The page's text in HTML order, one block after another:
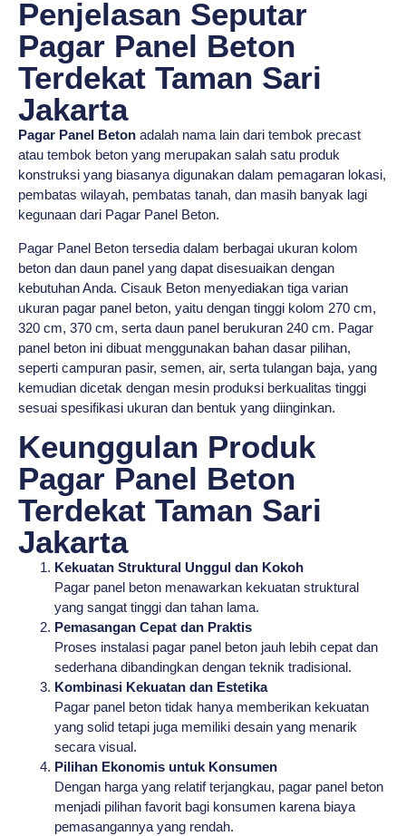
Penjelasan Seputar
Pagar Panel Beton
Terdekat Taman Sari
Jakarta
Pagar Panel Beton adalah nama lain dari tembok precast
atau tembok beton yang merupakan salah satu produk
konstruksi yang biasanya digunakan dalam pemagaran lokasi,
pembatas wilayah, pembatas tanah, dan masih banyak lagi
kegunaan dari Pagar Panel Beton.
Pagar Panel Beton tersedia dalam berbagai ukuran kolom
beton dan daun panel yang dapat disesuaikan dengan
kebutuhan Anda. Cisauk Beton menyediakan tiga varian
ukuran pagar panel beton, yaitu dengan tinggi kolom 270 cm,
320 cm, 370 cm, serta daun panel berukuran 240 cm. Pagar
panel beton ini dibuat menggunakan bahan dasar pilihan,
seperti campuran pasir, semen, air, serta tulangan baja, yang
kemudian dicetak dengan mesin produksi berkualitas tinggi
sesuai spesifikasi ukuran dan bentuk yang diinginkan.
Keunggulan Produk
Pagar Panel Beton
Terdekat Taman Sari
Jakarta
Kekuatan Struktural Unggul dan Kokoh
Pagar panel beton menawarkan kekuatan struktural
yang sangat tinggi dan tahan lama.
Pemasangan Cepat dan Praktis
Proses instalasi pagar panel beton jauh lebih cepat dan
sederhana dibandingkan dengan teknik tradisional.
Kombinasi Kekuatan dan Estetika
Pagar panel beton tidak hanya memberikan kekuatan
yang solid tetapi juga memiliki desain yang menarik
secara visual.
Pilihan Ekonomis untuk Konsumen
Dengan harga yang relatif terjangkau, pagar panel beton
menjadi pilihan favorit bagi konsumen karena biaya
pemasangannya yang rendah.